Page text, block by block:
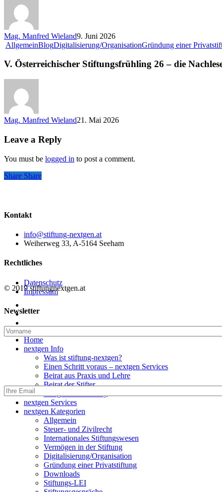
Stiftertreffen
Linz
Juni
Mag. Manfred Wieland9. Juni 2026
AllgemeinBlogDigitalisierung/OrganisationGründung einer
V. Österreichischer Stiftungsfrühling 26 – die
Mag. Manfred Wieland21. Mai 2026
Leave a Reply
You must be logged in to post a comment.
Share
Share Share
Kontakt
info@stiftung-nextgen.at
Weiherweg 33, A-5164 Seeham
Rechtliches
Datenschutz
Impressum
Newsletter
© 2019 stiftungnextgen.at
linkedin
Close
Menu
Home
nextgen Info
Was ist stiftung-nextgen?
Einen Schritt voraus – nextgen Services
Beirat aus Praxis und Lehre
Beirat der Stifter
nextgen Services
nextgen Kategorien
Allgemein
Steuer- und Zivilrecht
Internationales Stiftungswesen
Vermögen in der Stiftung
Digitalisierung/Organisation
Gründung einer Privatstiftung
Downloads
Stiftungs-LEI